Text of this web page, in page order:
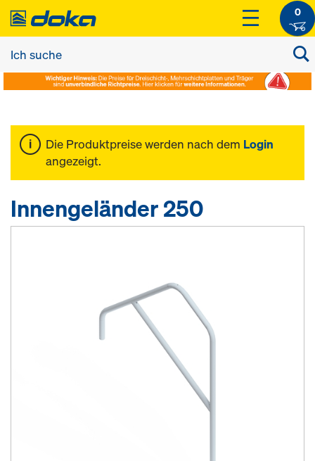
0
Die Produktpreise werden nach dem Login
angezeigt.
Innengeländer 250